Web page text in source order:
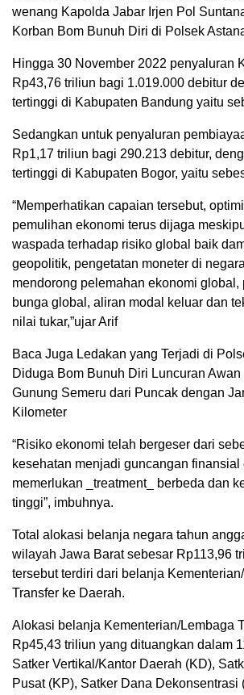
wenang Kapolda Jabar Irjen Pol
Korban Bom Bunuh Diri di Polsek
Hingga 30 November 2022 penyaluran
Rp43,76 triliun bagi 1.019.000 debitur
tertinggi di Kabupaten Bandung yaitu
Sedangkan untuk penyaluran
Rp1,17 triliun bagi 290.213 debitur,
tertinggi di Kabupaten Bogor, yaitu
“Memperhatikan capaian tersebut,
pemulihan ekonomi terus dijaga
waspada terhadap risiko global baik
geopolitik, pengetatan moneter di
mendorong pelemahan ekonomi global,
bunga global, aliran modal keluar dan
nilai tukar,”ujar Arif
Baca Juga Ledakan yang Terjadi di
Diduga Bom Bunuh Diri Luncuran
Gunung Semeru dari Puncak dengan
Kilometer
“Risiko ekonomi telah bergeser dari
kesehatan menjadi guncangan finansial
memerlukan _treatment_ berbeda dan
tinggi”, imbuhnya.
Total alokasi belanja negara tahun
wilayah Jawa Barat sebesar Rp113,96
tersebut terdiri dari belanja
Transfer ke Daerah.
Alokasi belanja Kementerian/Lembaga
Rp45,43 triliun yang dituangkan dalam
Satker Vertikal/Kantor Daerah (KD),
Pusat (KP), Satker Dana Dekonsentrasi